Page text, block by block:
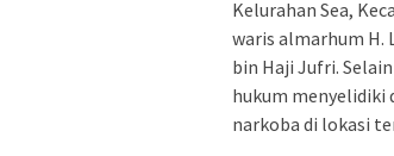
Kelurahan Sea,
waris almarhum H.
bin Haji Jufri.
hukum menyelidiki
narkoba di lokasi